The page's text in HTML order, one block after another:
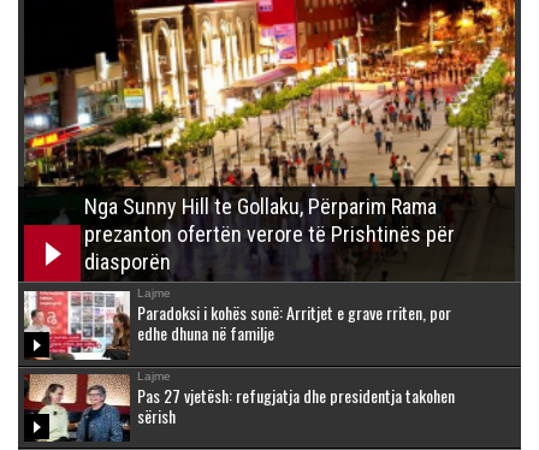
Nga Sunny Hill te Gollaku, Përparim Rama
prezanton ofertën verore të Prishtinës për
diasporën
Lajme
Paradoksi i kohës sonë: Arritjet e grave rriten, por
edhe dhuna në familje
Lajme
Pas 27 vjetësh: refugjatja dhe presidentja takohen
sërish